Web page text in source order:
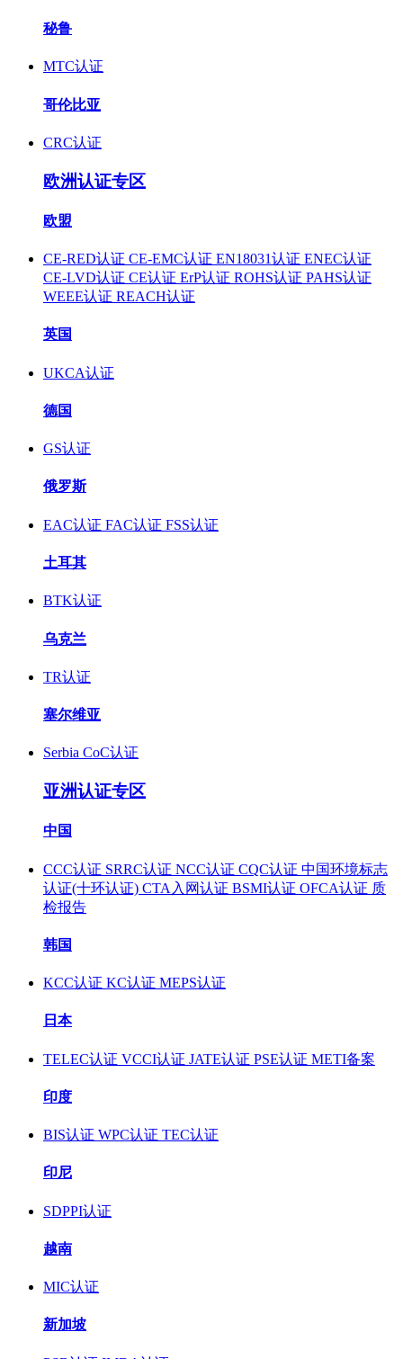
秘鲁
MTC认证
哥伦比亚
CRC认证
欧洲认证专区
欧盟
CE-RED认证 CE-EMC认证 EN18031认证 ENEC认证
CE-LVD认证 CE认证 ErP认证 ROHS认证 PAHS认证
WEEE认证 REACH认证
英国
UKCA认证
德国
GS认证
俄罗斯
EAC认证 FAC认证 FSS认证
土耳其
BTK认证
乌克兰
TR认证
塞尔维亚
Serbia CoC认证
亚洲认证专区
中国
CCC认证 SRRC认证 NCC认证 CQC认证 中国环境标志
认证(十环认证) CTA入网认证 BSMI认证 OFCA认证 质
检报告
韩国
KCC认证 KC认证 MEPS认证
日本
TELEC认证 VCCI认证 JATE认证 PSE认证 METI备案
印度
BIS认证 WPC认证 TEC认证
印尼
SDPPI认证
越南
MIC认证
新加坡